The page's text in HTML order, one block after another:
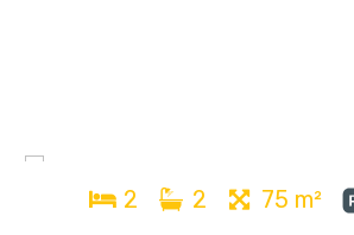
2 2 75 m²